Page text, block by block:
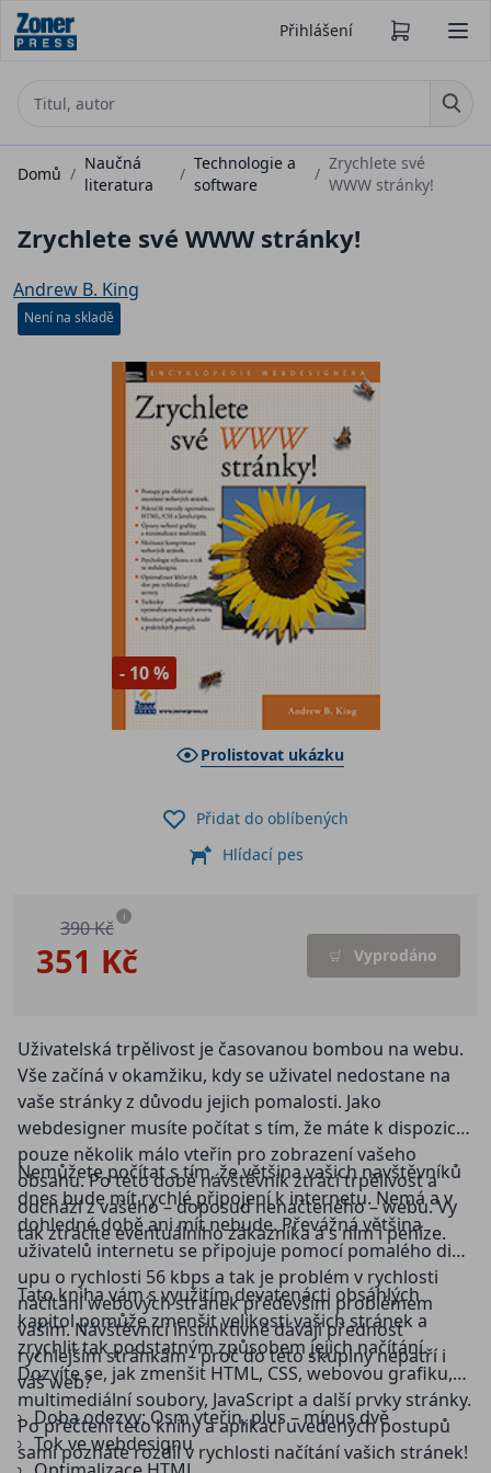
Přihlášení
Domů /
Naučná
literatura
/
Technologie a
software
/
Zrychlete své
WWW stránky!
Zrychlete své WWW stránky!
Andrew B. King
Není na skladě
- 10 %
Prolistovat ukázku
351 Kč
390 Kč i
Vyprodáno
Přidat do oblíbených
Hlídací pes
Uživatelská trpělivost je časovanou bombou na webu.
Vše začíná v okamžiku, kdy se uživatel nedostane na
vaše stránky z důvodu jejich pomalosti. Jako
webdesigner musíte počítat s tím, že máte k dispozici
pouze několik málo vteřin pro zobrazení vašeho
obsahu. Po této době návštěvník ztrácí trpělivost a
odchází z vašeho – doposud nenačteného – webu. Vy
tak ztrácíte eventuálního zákazníka a s ním i peníze.
Nemůžete počítat s tím, že většina vašich navštěvníků
dnes bude mít rychlé připojení k internetu. Nemá a v
dohledné době ani mít nebude. Převážná většina
uživatelů internetu se připojuje pomocí pomalého dial-
upu o rychlosti 56 kbps a tak je problém v rychlosti
načítání webových stránek především problémem
vaším. Návštěvníci instinktivně dávají přednost
rychlejším stránkám - proč do této skupiny nepatří i
váš web?
Tato kniha vám s využitím devatenácti obsáhlých
kapitol pomůže zmenšit velikosti vašich stránek a
zrychlit tak podstatným způsobem jejich načítání.
Dozvíte se, jak zmenšit HTML, CSS, webovou grafiku,
multimediální soubory, JavaScript a další prvky stránky.
Po přečtení této knihy a aplikací uvedených postupů
sami poznáte rozdíl v rychlosti načítání vašich stránek!
Doba odezvy: Osm vteřin, plus – mínus dvě
Tok ve webdesignu